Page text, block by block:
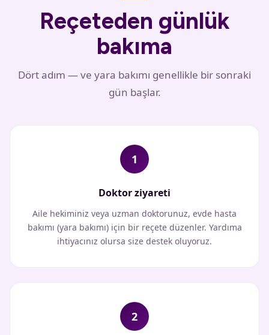
Reçeteden günlük
bakıma
Dört adım — ve yara bakımı genellikle bir sonraki
gün başlar.
1
Doktor ziyareti
Aile hekiminiz veya uzman doktorunuz, evde hasta
bakımı (yara bakımı) için bir reçete düzenler. Yardıma
ihtiyacınız olursa size destek oluyoruz.
2